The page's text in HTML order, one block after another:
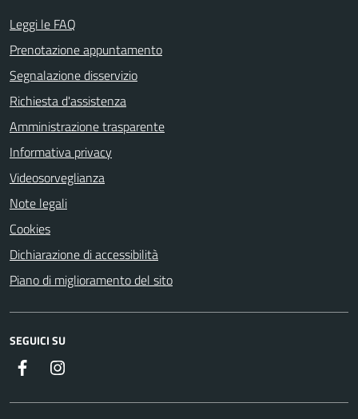
Leggi le FAQ
Prenotazione appuntamento
Segnalazione disservizio
Richiesta d'assistenza
Amministrazione trasparente
Informativa privacy
Videosorveglianza
Note legali
Cookies
Dichiarazione di accessibilità
Piano di miglioramento del sito
SEGUICI SU
Facebook